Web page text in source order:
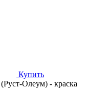
Купить
Олеум) - краска